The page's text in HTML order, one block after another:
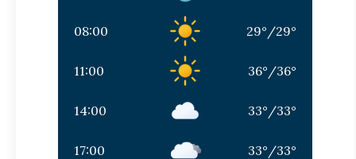
08:00 29° /29°
11:00 36° /36°
14:00 33° /33°
17:00 33° /33°